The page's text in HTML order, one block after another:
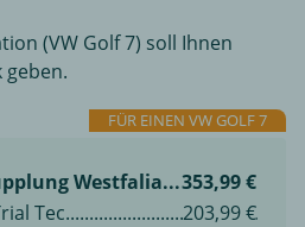
(VW Golf 7) soll Ihnen
FÜR EINEN VW GOLF 7
Westfalia
353,99 €
Tec
203,99 €